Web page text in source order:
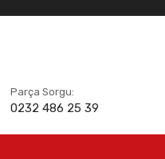
Parça Sorgu:
0232 486 25 39